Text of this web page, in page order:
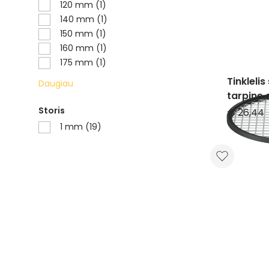
120 mm (1)
140 mm (1)
150 mm (1)
160 mm (1)
175 mm (1)
Daugiau
Storis
1 mm (19)
Tinklelis
tarpine
€ 26,44